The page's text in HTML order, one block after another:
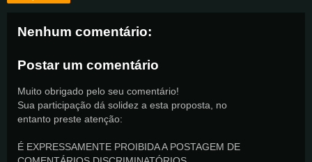
Nenhum comentário:
Postar um comentário
Muito obrigado pelo seu comentário!
Sua participação dá solidez a esta proposta, no
entanto preste atenção:
É EXPRESSAMENTE PROIBIDA A POSTAGEM DE